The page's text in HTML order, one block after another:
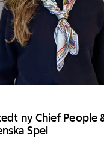
ny Chief People
Spel